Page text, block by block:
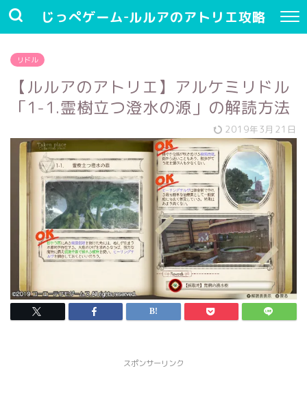
じっぺゲーム-ルルアのアトリエ攻略
リドル
【ルルアのアトリエ】アルケミリドル
「1-1.霊樹立つ澄水の源」の解読方法
2019年3月21日
スポンサーリンク